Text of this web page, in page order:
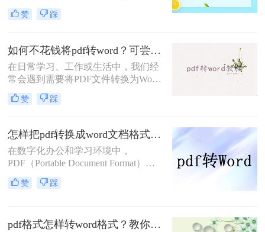
文件格式，用于共享文档而不改变其
外观。然而，在某些情况下，我们可
以便能够轻松地对其进行编辑。本文
将指导您怎样将pdf文件转换成word文
档。
赞 踩
如何不花钱将pdf转word？可尝试这4种方法！
在日常学习、工作或生活中，我们经
常会遇到需要将PDF文件转换为Word
文档的情况，以便进行编辑、修改或
格式调整。然而，市面上许多专业的
这对于预算有限的用户来说可能是一
个不小的障碍。幸运的是，还有一些
免费且高效的方法可以帮助我们实现
PDF到Word的转换。那么如何不花钱
将pdf转word呢？本文将详细介绍几种
不花钱将PDF转换为Word文档的实用
赞 踩
怎样把pdf转换成word文档格式？这三种方法帮你轻松解决！
在数字化办公和学习环境中，
PDF（Portable Document Format）因
其跨平台兼容性和内容稳定性而广受
欢迎。然而，当需要编辑或修改PDF
个常见的需求。那么怎样把pdf转换成
赞 踩
pdf格式怎样转word格式？教你4种简单快速的方法！